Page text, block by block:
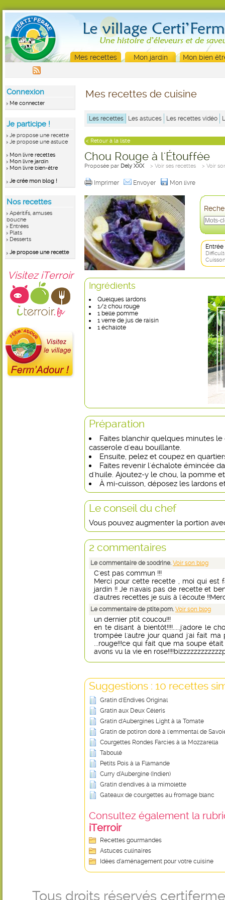
Mes recettes Mon jardin Mon bien
Connexion
Me connecter
Je participe !
Je propose une recette
Je propose une astuce
Mon livre recettes
Mon livre jardin
Mon livre bien-être
Je crée mon blog !
Nos recettes
Apéritifs, amuses
bouche
Entrées
Plats
Desserts
Je propose une recette
Visitez iTerroir
Mes recettes de cuisine
Les recettes Les astuces Les recettes vidéo
< Retour à la liste
Chou Rouge à l'Étouffée
Proposée par Dely XXX > Voir ses recettes > Voir
Imprimer Envoyer Mon livre
Entrée
Ingrédients
Quelques lardons
1/2 chou rouge
1 belle pomme
1 verre de jus de raisin
1 échalote
Préparation
Faites blanchir quelques minutes
casserole d'eau bouillante.
Ensuite, pelez et coupez en
Faites revenir l'échalote émincée
d'huile. Ajoutez-y le chou, la pomme
À mi-cuisson, déposez les lardons
Le conseil du chef
Vous pouvez augmenter la portion
2 commentaires
Le commentaire de 100drine. Voir son blog
C'est pas commun !!!
Merci pour cette recette , moi qui est
jardin !! Je n'avais pas de recette et
d'autres recettes je suis à l'écoute
Le commentaire de ptite.pom. Voir son blog
un dernier ptit coucou!!!
en te disant à bientôt!!!!.....j'adore le
trompée l'autre jour quand j'ai fait ma
...rouge!!!ce qui fait que ma soupe
avons vu la vie en
Suggestions : 10 recettes
Gratin d'Endives Original
Gratin aux Deux Céleris
Gratin d'Aubergines Light à la Tomate
Gratin de potiron doré à l'emmental de
Courgettes Rondes Farcies à la Mozzarella
Taboulé
Petits Pois à la Flamande
Curry d’Aubergine (Indien)
Gratin d'endives à la mimolette
Gateaux de courgettes au fromage blanc
Consultez également la
iTerroir
Recettes gourmandes
Astuces culinaires
Idées d’aménagement pour votre cuisine
Tous droits réservés